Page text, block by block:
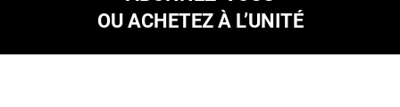
OU ACHETEZ À L’UNITÉ